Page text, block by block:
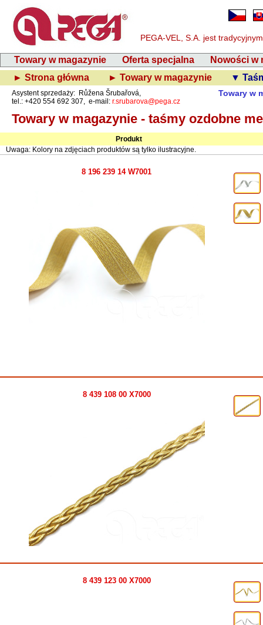
PEGA-VEL, S.A. jest
Towary w magazynie Oferta specjalna
Nowości w
► Strona główna
► Towary w magazynie ▼
Asystent sprzedaży: Růžena Šrubařová,
tel.: +420 554 692 307, e-mail: r.srubarova@pega.cz
Towary w
Towary w magazynie - taśmy ozdobne
Produkt
Uwaga: Kolory na zdjęciach produktów są tylko ilustracyjne.
8 196 239 14 W7001
8 439 108 00 X7000
8 439 123 00 X7000